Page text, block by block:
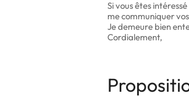
Si vous êtes
me communiquer
Je demeure bien
Cordialement,